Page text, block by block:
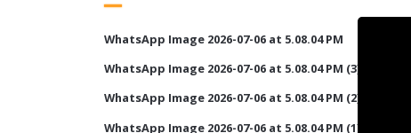
WhatsApp Image 2026-07-06 at 5.08.04 PM
WhatsApp Image 2026-07-06 at 5.08.04 PM (3)
WhatsApp Image 2026-07-06 at 5.08.04 PM (2)
WhatsApp Image 2026-07-06 at 5.08.04 PM (1)